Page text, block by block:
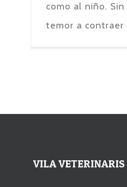
como al niño.
temor a contraer
VILA VETERINARIS